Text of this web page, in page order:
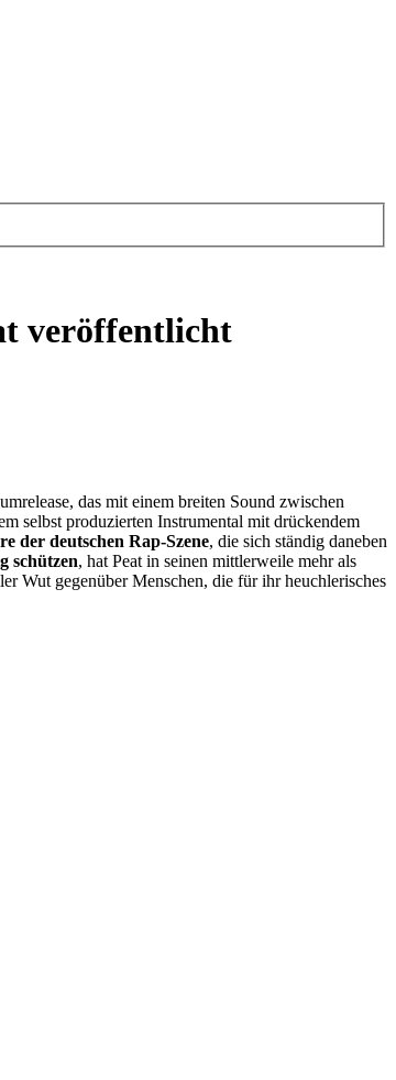
veröffentlicht
das mit einem breiten Sound zwischen
selbst produzierten Instrumental mit drückendem
der deutschen Rap-Szene, die sich ständig daneben
schützen, hat Peat in seinen mittlerweile mehr als
Wut gegenüber Menschen, die für ihr heuchlerisches